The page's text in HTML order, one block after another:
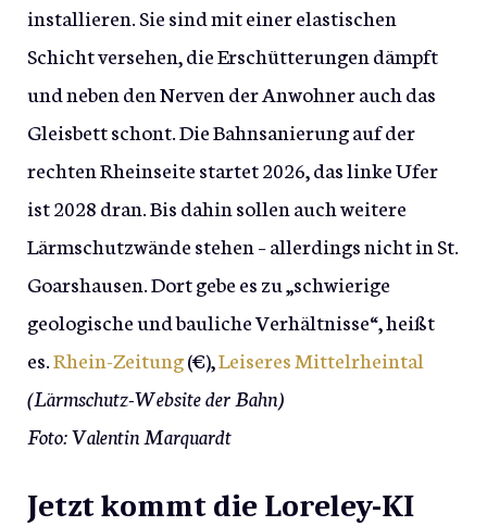
installieren. Sie sind mit einer elastischen
Schicht versehen, die Erschütterungen dämpft
und neben den Nerven der Anwohner auch das
Gleisbett schont. Die Bahnsanierung auf der
rechten Rheinseite startet 2026, das linke Ufer
ist 2028 dran. Bis dahin sollen auch weitere
Lärmschutzwände stehen – allerdings nicht in St.
Goarshausen. Dort gebe es zu „schwierige
geologische und bauliche Verhältnisse“, heißt
es.Rhein-Zeitung(€),Leiseres Mittelrheintal
(Lärmschutz-Website der Bahn)
Foto: Valentin Marquardt
Jetzt kommt die Loreley-KI